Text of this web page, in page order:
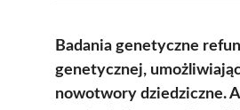
Badania genetyczne
genetycznej,
nowotwory dziedziczne.